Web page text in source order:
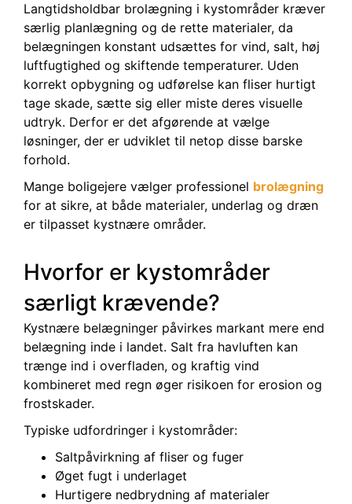
Langtidsholdbar brolægning i kystområder kræver
særlig planlægning og de rette materialer, da
belægningen konstant udsættes for vind, salt, høj
luftfugtighed og skiftende temperaturer. Uden
korrekt opbygning og udførelse kan fliser hurtigt
tage skade, sætte sig eller miste deres visuelle
udtryk. Derfor er det afgørende at vælge
løsninger, der er udviklet til netop disse barske
forhold.
Mange boligejere vælger professionel brolægning
for at sikre, at både materialer, underlag og dræn
er tilpasset kystnære områder.
Hvorfor er kystområder
særligt krævende?
Kystnære belægninger påvirkes markant mere end
belægning inde i landet. Salt fra havluften kan
trænge ind i overfladen, og kraftig vind
kombineret med regn øger risikoen for erosion og
frostskader.
Typiske udfordringer i kystområder:
Saltpåvirkning af fliser og fuger
Øget fugt i underlaget
Hurtigere nedbrydning af materialer